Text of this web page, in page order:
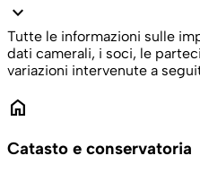
expand_more
Tutte le informazioni sulle
dati camerali, i soci, le
variazioni intervenute a
home
Catasto e conservatoria